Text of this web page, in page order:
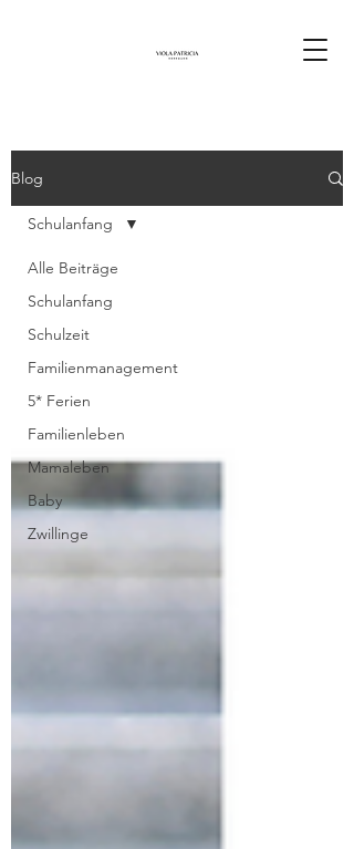
Blog
Alle Beiträge
Schulanfang
Schulzeit
Familienmanagement
5* Ferien
Familienleben
Mamaleben
Baby
Zwillinge
Schulanfang